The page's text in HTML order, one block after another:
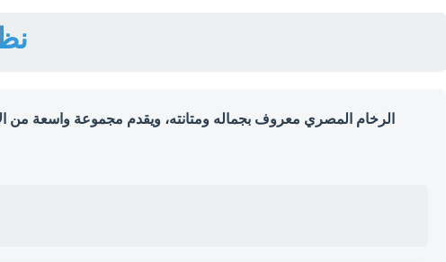
الرخام المصري معروف بجماله ومتانته، ويقدم مجموعة واسعة من